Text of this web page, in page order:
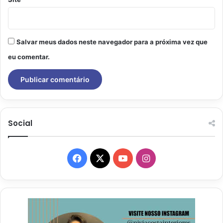
Salvar meus dados neste navegador para a próxima vez que
eu comentar.
Social
Facebook
X YouTubeInstagram